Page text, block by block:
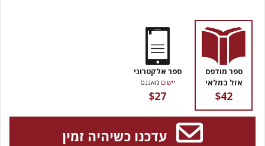
ספר מודפס
אזל במלאי
$42
ספר אלקטרוני
יישום מאגנס
$27
עדכנו כשיהיה זמין